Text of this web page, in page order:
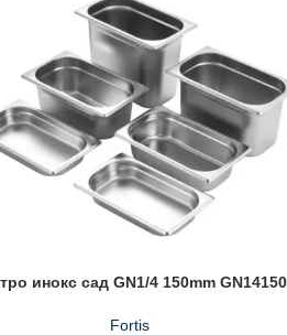
инокс сад GN1/4 150mm GN14150
Fortis